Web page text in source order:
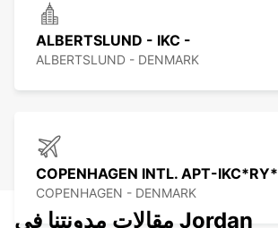
ALBERTSLUND - IKC -
ALBERTSLUND - DENMARK
COPENHAGEN INTL. APT-IKC*RY*
COPENHAGEN - DENMARK
مقالات مدونتنا في Jordan